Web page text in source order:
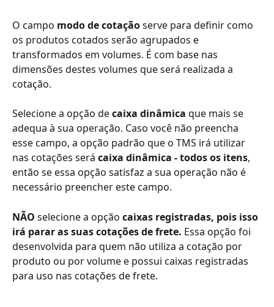
O campo modo de cotação serve para definir como
os produtos cotados serão agrupados e
transformados em volumes. É com base nas
dimensões destes volumes que será realizada a
cotação.
Selecione a opção de caixa dinâmica que mais se
adequa à sua operação. Caso você não preencha
esse campo, a opção padrão que o TMS irá utilizar
nas cotações será caixa dinâmica - todos os itens,
então se essa opção satisfaz a sua operação não é
necessário preencher este campo.
NÃO selecione a opção caixas registradas, pois isso
irá parar as suas cotações de frete. Essa opção foi
desenvolvida para quem não utiliza a cotação por
produto ou por volume e possui caixas registradas
para uso nas cotações de frete.